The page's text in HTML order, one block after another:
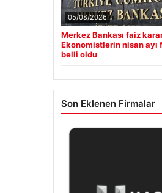
05/08/2026
Merkez Bankası faiz
Ekonomistlerin nisan ayı
belli oldu
Son Eklenen Firmalar